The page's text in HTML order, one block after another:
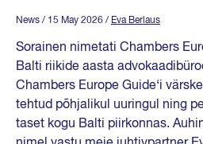
News / 15 May 2026 / Eva Berlaus
Sorainen nimetati Chambers
Balti riikide aasta
Chambers Europe Guide‘i
tehtud põhjalikul uuringul ning
taset kogu Balti piirkonnas.